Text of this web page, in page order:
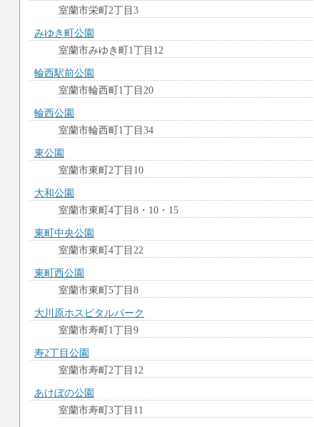
室蘭市栄町2丁目3
みゆき町公園
室蘭市みゆき町1丁目12
輪西駅前公園
室蘭市輪西町1丁目20
輪西公園
室蘭市輪西町1丁目34
東公園
室蘭市東町2丁目10
大和公園
室蘭市東町4丁目8・10・15
東町中央公園
室蘭市東町4丁目22
東町西公園
室蘭市東町5丁目8
大川原ホスピタルパーク
室蘭市寿町1丁目9
寿2丁目公園
室蘭市寿町2丁目12
あけぼの公園
室蘭市寿町3丁目11